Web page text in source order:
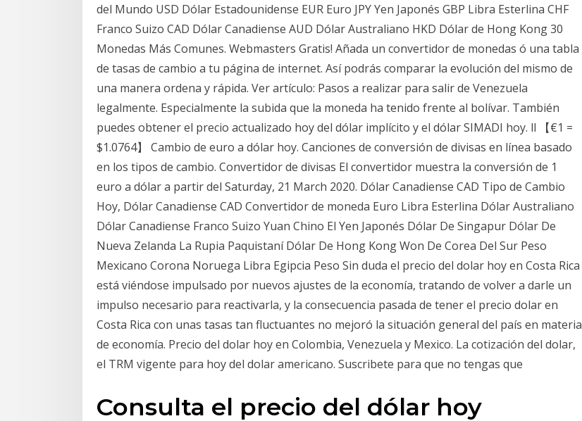
del Mundo USD Dólar Estadounidense EUR Euro JPY Yen Japonés GBP Libra Esterlina CHF
Franco Suizo CAD Dólar Canadiense AUD Dólar Australiano HKD Dólar de Hong Kong 30
Monedas Más Comunes. Webmasters Gratis! Añada un convertidor de monedas ó una tabla
de tasas de cambio a tu página de internet. Así podrás comparar la evolución del mismo de
una manera ordena y rápida. Ver artículo: Pasos a realizar para salir de Venezuela
legalmente. Especialmente la subida que la moneda ha tenido frente al bolívar. También
puedes obtener el precio actualizado hoy del dólar implícito y el dólar SIMADI hoy. ll 【€1 =
$1.0764】 Cambio de euro a dólar hoy. Canciones de conversión de divisas en línea basado
en los tipos de cambio. Convertidor de divisas El convertidor muestra la conversión de 1
euro a dólar a partir del Saturday, 21 March 2020. Dólar Canadiense CAD Tipo de Cambio
Hoy, Dólar Canadiense CAD Convertidor de moneda Euro Libra Esterlina Dólar Australiano
Dólar Canadiense Franco Suizo Yuan Chino El Yen Japonés Dólar De Singapur Dólar De
Nueva Zelanda La Rupia Paquistaní Dólar De Hong Kong Won De Corea Del Sur Peso
Mexicano Corona Noruega Libra Egipcia Peso Sin duda el precio del dolar hoy en Costa Rica
está viéndose impulsado por nuevos ajustes de la economía, tratando de volver a darle un
impulso necesario para reactivarla, y la consecuencia pasada de tener el precio dolar en
Costa Rica con unas tasas tan fluctuantes no mejoró la situación general del país en materia
de economía. Precio del dolar hoy en Colombia, Venezuela y Mexico. La cotización del dolar,
el TRM vigente para hoy del dolar americano. Suscribete para que no tengas que
Consulta el precio del dólar hoy